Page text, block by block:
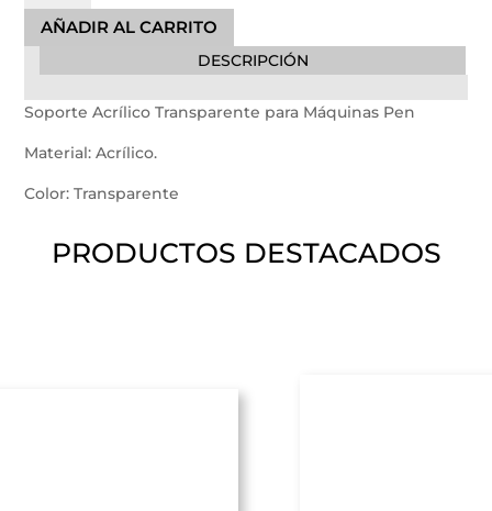
Acrílico
Transparente
Pen
AÑADIR AL CARRITO
DESCRIPCIÓN
Soporte Acrílico Transparente para Máquinas Pen
Material: Acrílico.
Color: Transparente
PRODUCTOS DESTACADOS